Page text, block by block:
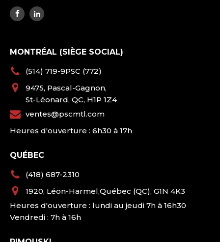
MONTRÉAL (SIÈGE SOCIAL)
(514) 719-9PSC (772)
9475, Pascal-Gagnon,
St-Léonard, QC, H1P 1Z4
ventes@pscmtl.com
Heures d'ouverture : 6h30 à 17h
QUÉBEC
(418) 687-2310
1920, Léon-Harmel,Québec (QC), G1N 4K3
Heures d'ouverture : lundi au jeudi 7h à 16h30
Vendredi : 7h à 16h